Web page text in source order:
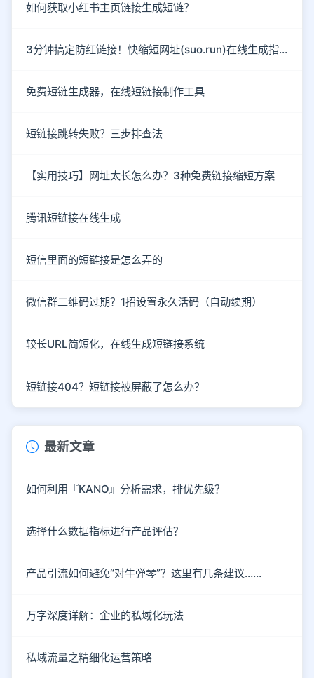
如何获取小红书主页链接生成短链？
3分钟搞定防红链接！快缩短网址(suo.run)在线生成指南
免费短链生成器，在线短链接制作工具
短链接跳转失败？三步排查法
【实用技巧】网址太长怎么办？3种免费链接缩短方案
腾讯短链接在线生成
短信里面的短链接是怎么弄的
微信群二维码过期？1招设置永久活码（自动续期）
较长URL简短化，在线生成短链接系统
短链接404？短链接被屏蔽了怎么办？
最新文章
如何利用『KANO』分析需求，排优先级？
选择什么数据指标进行产品评估？
产品引流如何避免“对牛弹琴”？这里有几条建议……
万字深度详解：企业的私域化玩法
私域流量之精细化运营策略